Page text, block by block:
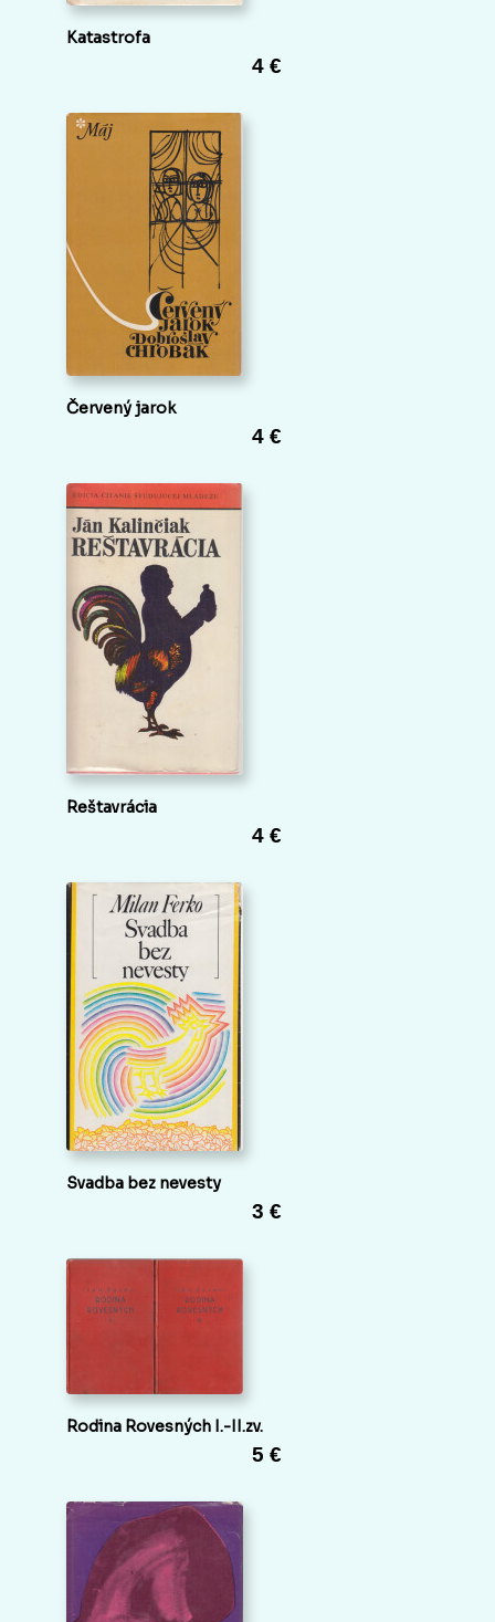
Katastrofa
4 €
Červený jarok
4 €
Reštavrácia
4 €
Svadba bez nevesty
3 €
Rodina Rovesných I.-II.zv.
5 €